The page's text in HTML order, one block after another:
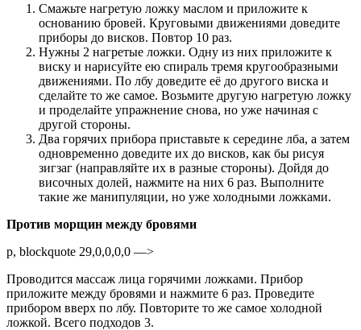
Смажьте нагретую ложку маслом и приложите к
основанию бровей. Круговыми движениями доведите
приборы до висков. Повтор 10 раз.
Нужны 2 нагретые ложки. Одну из них приложите к
виску и нарисуйте ею спираль тремя кругообразными
движениями. По лбу доведите её до другого виска и
сделайте то же самое. Возьмите другую нагретую ложку
и проделайте упражнение снова, но уже начиная с
другой стороны.
Два горячих прибора приставьте к середине лба, а затем
одновременно доведите их до висков, как бы рисуя
зигзаг (направляйте их в разные стороны). Дойдя до
височных долей, нажмите на них 6 раз. Выполните
такие же манипуляции, но уже холодными ложками.
Против морщин между бровями
p, blockquote 29,0,0,0,0 —>
Проводится массаж лица горячими ложками. Прибор
приложите между бровями и нажмите 6 раз. Проведите
прибором вверх по лбу. Повторите то же самое холодной
ложкой. Всего подходов 3.